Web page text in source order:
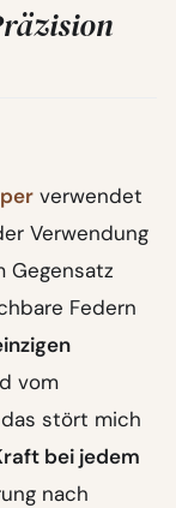
verwendet
Verwendung
Gegensatz
Federn
vom
stört mich
bei jedem
nach